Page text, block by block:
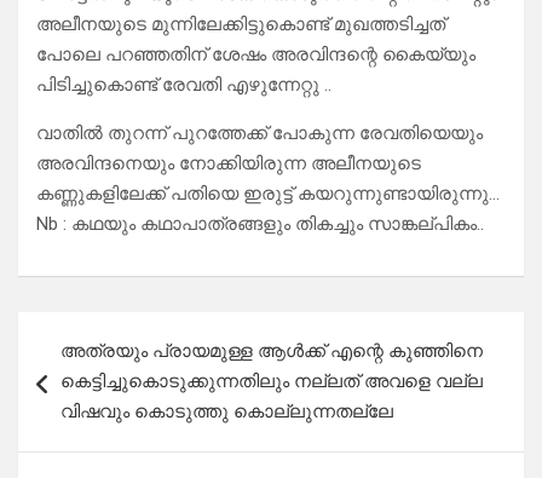
അലീനയുടെ മുന്നിലേക്കിട്ടുകൊണ്ട് മുഖത്തടിച്ചത്
പോലെ പറഞ്ഞതിന് ശേഷം അരവിന്ദന്റെ കൈയ്യും
പിടിച്ചുകൊണ്ട് രേവതി എഴുന്നേറ്റു ..
വാതില്‍ തുറന്ന് പുറത്തേക്ക് പോകുന്ന രേവതിയെയും
അരവിന്ദനെയും നോക്കിയിരുന്ന അലീനയുടെ
കണ്ണുകളിലേക്ക് പതിയെ ഇരുട്ട് കയറുന്നുണ്ടായിരുന്നു…
Nb : കഥയും കഥാപാത്രങ്ങളും തികച്ചും സാങ്കല്പികം..
navigation
അത്രയും പ്രായമുള്ള ആൾക്ക് എന്റെ കുഞ്ഞിനെ
കെട്ടിച്ചുകൊടുക്കുന്നതിലും നല്ലത് അവളെ വല്ല
വിഷവും കൊടുത്തു കൊല്ലുന്നതല്ലേ